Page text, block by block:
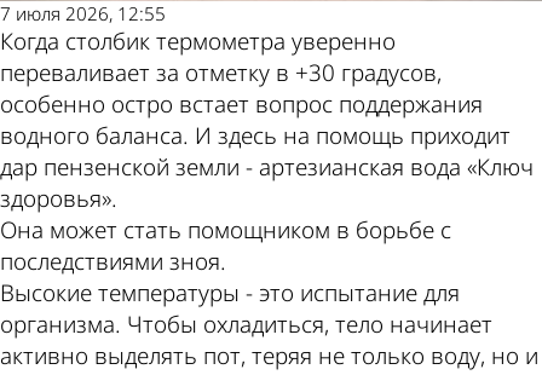
7 июля 2026, 12:55
Когда столбик термометра уверенно
переваливает за отметку в +30 градусов,
особенно остро встает вопрос поддержания
водного баланса. И здесь на помощь приходит
дар пензенской земли - артезианская вода «Ключ
здоровья».
Она может стать помощником в борьбе с
последствиями зноя.
Высокие температуры - это испытание для
организма. Чтобы охладиться, тело начинает
активно выделять пот, теряя не только воду, но и